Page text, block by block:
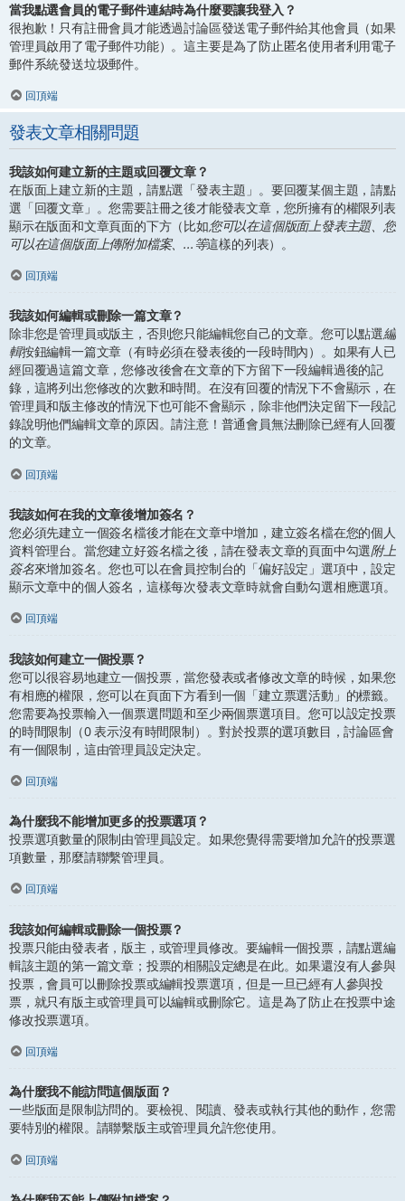
當我點選會員的電子郵件連結時為什麼要讓我登入？
很抱歉！只有註冊會員才能透過討論區發送電子郵件給其他會員（如果
管理員啟用了電子郵件功能）。這主要是為了防止匿名使用者利用電子
郵件系統發送垃圾郵件。
回頂端
發表文章相關問題
我該如何建立新的主題或回覆文章？
在版面上建立新的主題，請點選「發表主題」。要回覆某個主題，請點
選「回覆文章」。您需要註冊之後才能發表文章，您所擁有的權限列表
顯示在版面和文章頁面的下方（比如您可以在這個版面上發表主題、您
可以在這個版面上傳附加檔案、...等這樣的列表）。
回頂端
我該如何編輯或刪除一篇文章？
除非您是管理員或版主，否則您只能編輯您自己的文章。您可以點選編
輯按鈕編輯一篇文章（有時必須在發表後的一段時間內）。如果有人已
經回覆過這篇文章，您修改後會在文章的下方留下一段編輯過後的記
錄，這將列出您修改的次數和時間。在沒有回覆的情況下不會顯示，在
管理員和版主修改的情況下也可能不會顯示，除非他們決定留下一段記
錄說明他們編輯文章的原因。請注意！普通會員無法刪除已經有人回覆
的文章。
回頂端
我該如何在我的文章後增加簽名？
您必須先建立一個簽名檔後才能在文章中增加，建立簽名檔在您的個人
資料管理台。當您建立好簽名檔之後，請在發表文章的頁面中勾選附上
簽名來增加簽名。您也可以在會員控制台的「偏好設定」選項中，設定
顯示文章中的個人簽名，這樣每次發表文章時就會自動勾選相應選項。
回頂端
我該如何建立一個投票？
您可以很容易地建立一個投票，當您發表或者修改文章的時候，如果您
有相應的權限，您可以在頁面下方看到一個「建立票選活動」的標籤。
您需要為投票輸入一個票選問題和至少兩個票選項目。您可以設定投票
的時間限制（0 表示沒有時間限制）。對於投票的選項數目，討論區會
有一個限制，這由管理員設定決定。
回頂端
為什麼我不能增加更多的投票選項？
投票選項數量的限制由管理員設定。如果您覺得需要增加允許的投票選
項數量，那麼請聯繫管理員。
回頂端
我該如何編輯或刪除一個投票？
投票只能由發表者，版主，或管理員修改。要編輯一個投票，請點選編
輯該主題的第一篇文章；投票的相關設定總是在此。如果還沒有人參與
投票，會員可以刪除投票或編輯投票選項，但是一旦已經有人參與投
票，就只有版主或管理員可以編輯或刪除它。這是為了防止在投票中途
修改投票選項。
回頂端
為什麼我不能訪問這個版面？
一些版面是限制訪問的。要檢視、閱讀、發表或執行其他的動作，您需
要特別的權限。請聯繫版主或管理員允許您使用。
回頂端